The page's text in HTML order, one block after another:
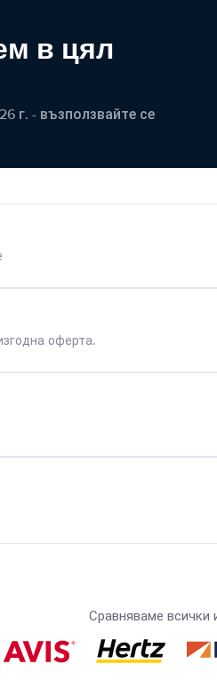
в цял
г. - възползвайте се
оферта.
Сравняваме всички